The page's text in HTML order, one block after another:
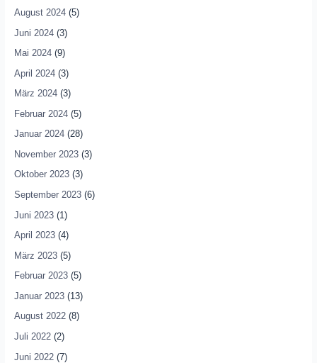
August 2024(5)
Juni 2024(3)
Mai 2024(9)
April 2024(3)
März 2024(3)
Februar 2024(5)
Januar 2024(28)
November 2023(3)
Oktober 2023(3)
September 2023(6)
Juni 2023(1)
April 2023(4)
März 2023(5)
Februar 2023(5)
Januar 2023(13)
August 2022(8)
Juli 2022(2)
Juni 2022(7)